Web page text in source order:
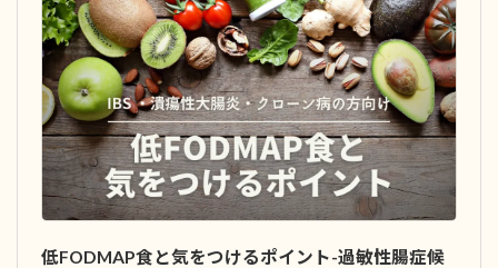
低FODMAP食と気をつけるポイント-過敏性腸症候